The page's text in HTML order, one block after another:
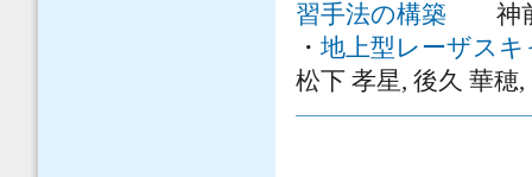
習手法の構築 神前
・ 地上型レーザス
松下 孝星, 後久 華穂